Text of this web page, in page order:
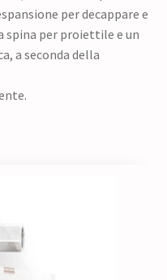
per decappare e
spina per proiettile e un
a seconda della